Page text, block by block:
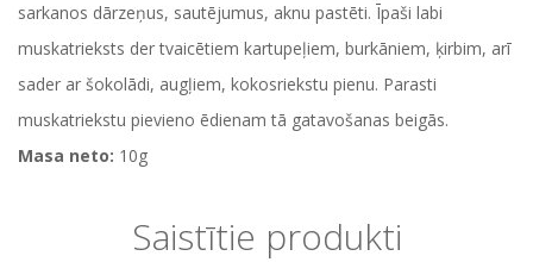
sarkanos dārzeņus, sautējumus, aknu pastēti. Īpaši labi
muskatrieksts der tvaicētiem kartupeļiem, burkāniem, ķirbim, arī
sader ar šokolādi, augļiem, kokosriekstu pienu. Parasti
muskatriekstu pievieno ēdienam tā gatavošanas beigās.
Masa neto: 10g
Saistītie produkti